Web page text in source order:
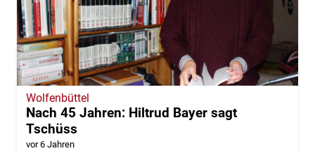
Wolfenbüttel
Nach 45 Jahren: Hiltrud Bayer sagt
Tschüss
vor 6 Jahren